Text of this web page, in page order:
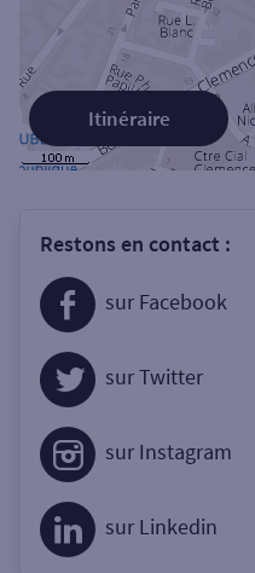
Itinéraire
Restons en contact :
sur Facebook
sur Twitter
sur Instagram
sur Linkedin